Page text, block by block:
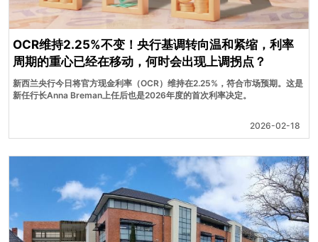
OCR维持2.25%不变！央行基调转向温和紧缩，利率
周期的重心已经在移动，何时会出现上调拐点？
新西兰央行今日将官方现金利率（OCR）维持在2.25%，符合市场预期。这是
新任行长Anna Breman上任后也是2026年度的首次利率决定。
2026-02-18